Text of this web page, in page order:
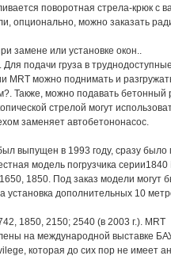
поворотная стрела-крюк с
опционально, можно заказать
замене или установке окон..
подачи груза в
можно поднимать и
Также, можно подавать бетонный
стрелой могут
заменяет автобетононасос.
выпущен в 1993 году, сразу было
модель погрузчика серии1840
1850. Под заказ модели могут
дополнительных 10
1850, 2150; 2540 (в 2003 г.). MRT
на международной выставке
которая до сих пор не имеет